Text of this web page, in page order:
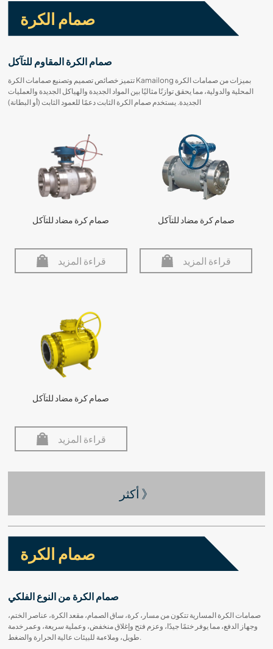
صمام الكرة
صمام الكرة المقاوم للتآكل
تتميز خصائص تصميم وتصنيع صمامات الكرة Kamailong بميزات من صمامات الكرة
المحلية والدولية، مما يحقق توازنًا مثاليًا بين المواد الجديدة والهياكل الجديدة والعمليات
الجديدة. يستخدم صمام الكرة الثابت دعمًا للعمود الثابت (أو البطانة)
صمام كرة مضاد للتآكل
قراءة المزيد
صمام كرة مضاد للتآكل
قراءة المزيد
صمام كرة مضاد للتآكل
قراءة المزيد
أكثر 》
صمام الكرة
صمام الكرة من النوع الفلكي
صمامات الكرة المسارية تتكون من مسار، كرة، ساق الصمام، مقعد الكرة، عناصر الختم،
وجهاز الدفع، مما يوفر ختمًا جيدًا، وعزم فتح وإغلاق منخفض، وعملية سريعة، وعمر خدمة
طويل، وملاءمة للبيئات عالية الحرارة والضغط.